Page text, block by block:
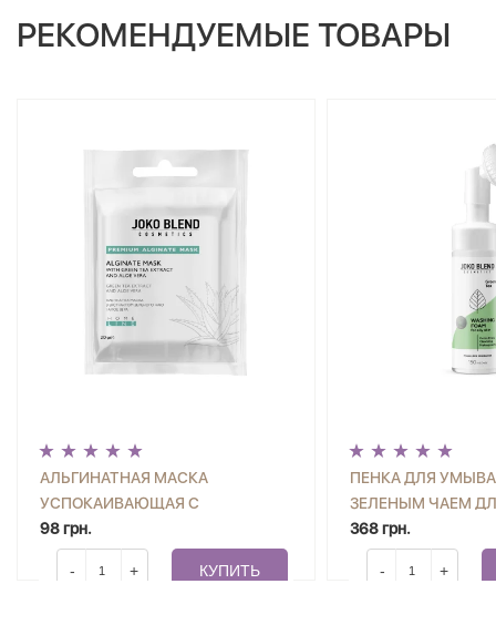
РЕКОМЕНДУЕМЫЕ ТОВАРЫ
АЛЬГИНАТНАЯ МАСКА
УСПОКАИВАЮЩАЯ С
ЭКСТРАКТОМ ЗЕЛЕНОГО ЧАЯ И
АЛОЭ ВЕРА JOKO BLEND 20 Г
98 грн.
- + КУПИТЬ
ПЕНКА ДЛЯ
ЗЕЛЕНЫМ ЧАЕМ
КОЖИ JOKO
368 грн.
- +